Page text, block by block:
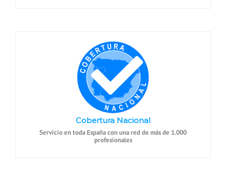
Cobertura Nacional
Servicio en toda España con una red de más de 1.000
profesionales